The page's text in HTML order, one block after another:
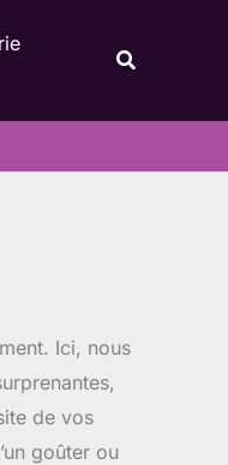
Ici, nous
de vos
goûter ou